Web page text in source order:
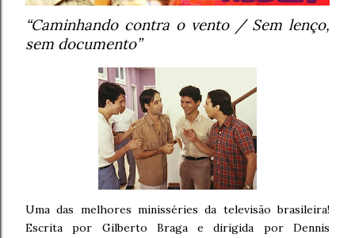
“Caminhando contra o vento / Sem lenço,
sem documento”
Uma das melhores minisséries da televisão brasileira!
Escrita por Gilberto Braga e dirigida por Dennis